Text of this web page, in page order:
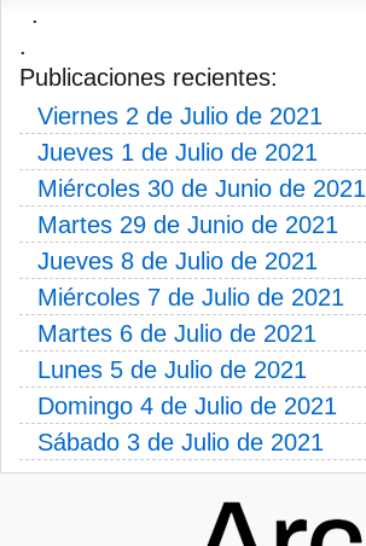
.
.
Publicaciones recientes:
Viernes 2 de Julio de 2021
Jueves 1 de Julio de 2021
Miércoles 30 de Junio de 2021
Martes 29 de Junio de 2021
Jueves 8 de Julio de 2021
Miércoles 7 de Julio de 2021
Martes 6 de Julio de 2021
Lunes 5 de Julio de 2021
Domingo 4 de Julio de 2021
Sábado 3 de Julio de 2021